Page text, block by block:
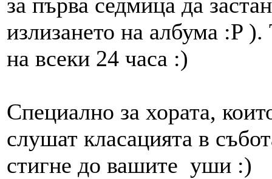
излизането на албума :P ).
на всеки 24 часа :)
Специално за хората,
слушат класацията в
стигне до вашите уши :)